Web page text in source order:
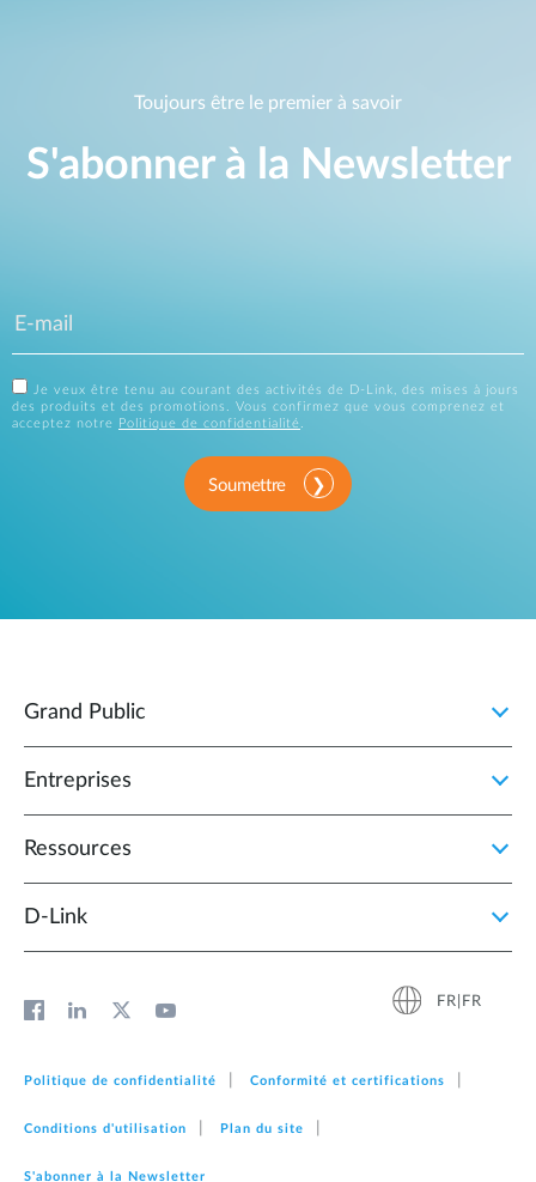
Toujours être le premier à savoir
S'abonner à la Newsletter
Je veux être tenu au courant des activités de D-Link, des mises à jours
des produits et des promotions. Vous confirmez que vous comprenez et
acceptez notre
Politique de confidentialité.
Soumettre
Grand Public
Entreprises
Ressources
D‑Link
FR|FR
Politique de confidentialité Conformité et certifications
Conditions d'utilisation Plan du site
S'abonner à la Newsletter